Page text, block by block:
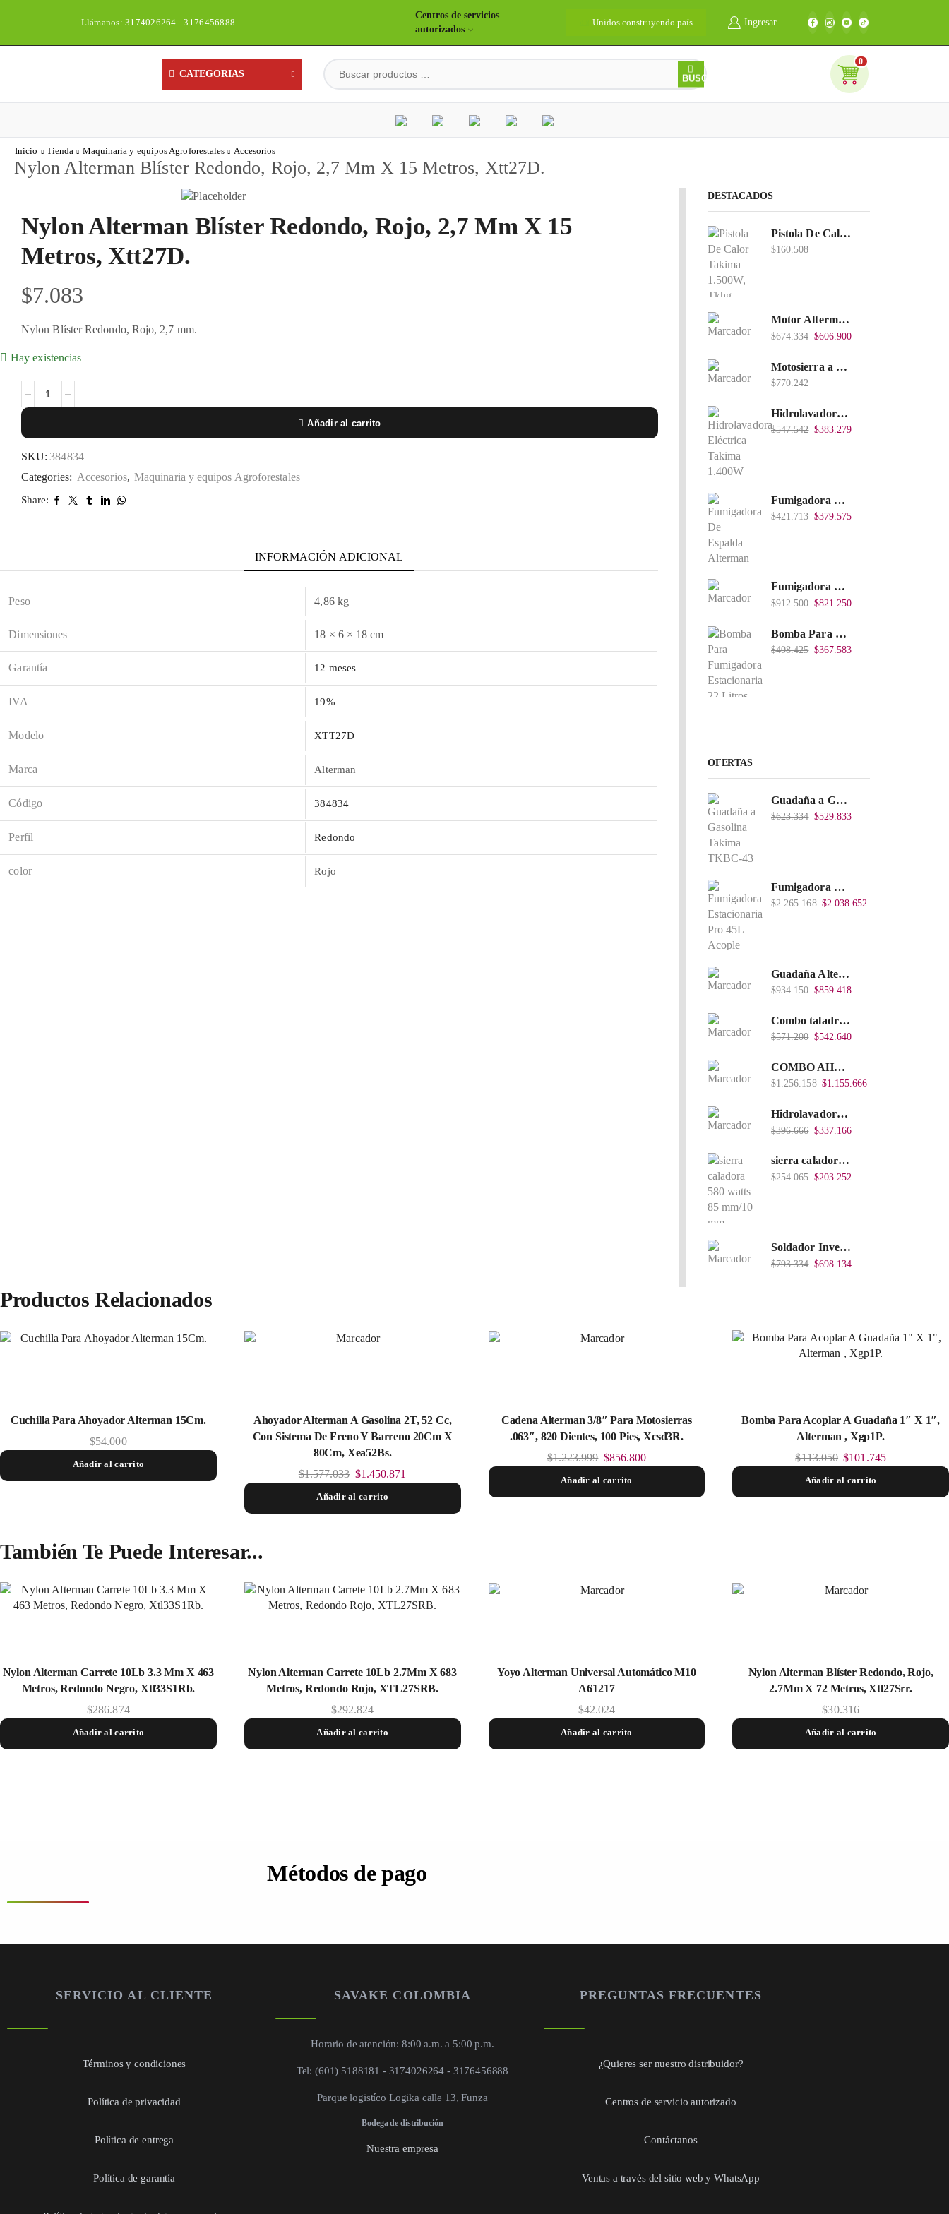
Llámanos: 3174026264 - 3176456888
Centros de servicios
autorizados
Unidos construyendo país Bienvenidos
Ingresar
CATEGORIAS BUSCAR
0
0
Inicio Tienda Maquinaria y equipos Agroforestales Accesorios
Nylon Alterman Blí­ster Redondo, Rojo, 2,7 Mm X 15 Metros, Xtt27D.
Nylon Alterman Blí­ster Redondo, Rojo, 2,7 Mm X 15
Metros, Xtt27D.
$7.083
Nylon Blí­ster Redondo, Rojo, 2,7 mm.
Hay existencias
Añadir al carrito
SKU: 384834
Categories: Accesorios, Maquinaria y equipos Agroforestales
Share:
INFORMACIÓN ADICIONAL
Peso 4,86 kg
Dimensiones 18 × 6 × 18 cm
Garantía 12 meses
IVA 19%
Modelo XTT27D
Marca Alterman
Código 384834
Perfil Redondo
color Rojo
DESTACADOS
Pistola De Calor Takima 1.500W, Tkhg-1500.
$160.508
Motor Alterman Gasolina 4T, 6.5Hp Eje Cuña/Rosca 3/4", Xge65K.
$674.334 $606.900
Motosierra a Gasolina 52 Barra 20'' PD
$770.242
Hidrolavadora Eléctrica Takima 1.400W 1.600Psi, Tkepw-1600-A.
$547.542 $383.279
Fumigadora De Espalda Alterman A Baterí­a 12V/12Ah, 20Litros, Xkes20.
$421.713 $379.575
Fumigadora De Espalda Alterman Gasolina 2T, 26 Cc, Bomba Nylon Libre Mantenimiento, Tf900-A.
$912.500 $821.250
Bomba Para Fumigadora Estacionaria 22 Litros, Xp22-I.
$408.425 $367.583
OFERTAS
Guadaña a Gasolina Takima TKBC-43
$623.334 $529.833
Fumigadora Estacionaria Pro 45L Acople Directo con Accesorios
$2.265.168 $2.038.652
Guadaña Alterman A Gasolina 2T, De espalda, Eje Flexible, 43Cc, Xbc43B-I
$934.150 $859.418
Combo taladro Inalámbrico Takima 20V Li-Ion, Tklcd-20. + Polichadora Takima 7″ 1.200W, Tksp-180-D.
$571.200 $542.640
COMBO AHOYADOR ALTERMAN 52 CC + BROCA DE 20 CM X 80 CM + BROCA DE 15 CM X 80 CM
$1.256.158 $1.155.666
Hidrolavadora Eléctrica Takima 1.200W TKPW1200-13
$396.666 $337.166
sierra caladora 580 watts 85 mm/10 mm TKJS-85
$254.065 $203.252
Soldador Inverter 200Amps 110/220V 40% Heavy Duty (Hd) Tkwi-200-C
$793.334 $698.134
Productos Relacionados
Cuchilla Para Ahoyador Alterman 15Cm.
$54.000
Añadir al carrito
Ahoyador Alterman A Gasolina 2T, 52 Cc,
Con Sistema De Freno Y Barreno 20Cm X
80Cm, Xea52Bs.
$1.577.033 $1.450.871
Añadir al carrito
Cadena Alterman 3/8″ Para Motosierras
.063″, 820 Dientes, 100 Pies, Xcsd3R.
$1.223.999 $856.800
Añadir al carrito
Bomba Para Acoplar A Guadaña 1″ X 1″,
Alterman , Xgp1P.
$113.050 $101.745
Añadir al carrito
También Te Puede Interesar...
Nylon Alterman Carrete 10Lb 3.3 Mm X 463
Metros, Redondo Negro, Xtl33S1Rb.
$286.874
Añadir al carrito
Nylon Alterman Carrete 10Lb 2.7Mm X 683
Metros, Redondo Rojo, XTL27SRB.
$292.824
Añadir al carrito
Yoyo Alterman Universal Automático M10
A61217
$42.024
Añadir al carrito
Nylon Alterman Blí­ster Redondo, Rojo,
2.7Mm X 72 Metros, Xtl27Srr.
$30.316
Añadir al carrito
Métodos de pago
SERVICIO AL CLIENTE
Términos y condiciones
Política de privacidad
Política de entrega
Política de garantía
SAVAKE COLOMBIA
Horario de atención: 8:00 a.m. a 5:00 p.m.
Tel: (601) 5188181 - 3174026264 - 3176456888
Parque logistíco Logika calle 13, Funza
Bodega de distribución
Nuestra empresa
PREGUNTAS FRECUENTES
¿Quieres ser nuestro distribuidor?
Centros de servicio autorizado
Contáctanos
Ventas a través del sitio web y WhatsApp